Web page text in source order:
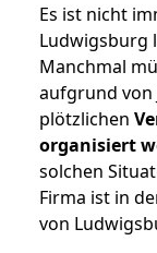
Es ist nicht
Ludwigsburg
Manchmal
aufgrund von
plötzlichen
organisiert
solchen
Firma ist in
von